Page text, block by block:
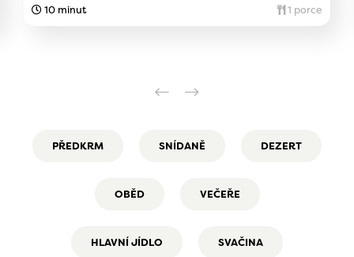
10 minut 1 porce
PŘEDKRM SNÍDANĚ DEZERT
OBĚD VEČEŘE
HLAVNÍ JÍDLO SVAČINA